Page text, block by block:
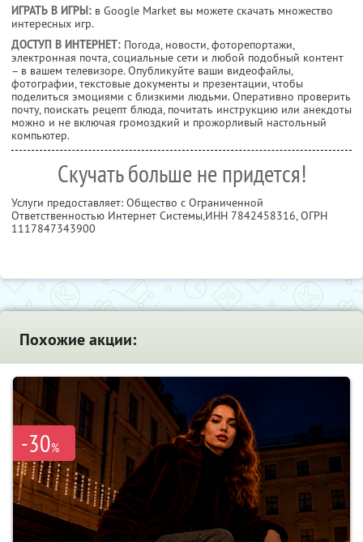
ИГРАТЬ В ИГРЫ: в Google Market вы можете скачать множество
интересных игр.
ДОСТУП В ИНТЕРНЕТ: Погода, новости, фоторепортажи,
электронная почта, социальные сети и любой подобный контент
– в вашем телевизоре. Опубликуйте ваши видеофайлы,
фотографии, текстовые документы и презентации, чтобы
поделиться эмоциями с близкими людьми. Оперативно проверить
почту, поискать рецепт блюда, почитать инструкцию или анекдоты
можно и не включая громоздкий и прожорливый настольный
компьютер.
Скучать больше не придется!
Услуги предоставляет: Общество с Ограниченной
Ответственностью Интернет Системы,ИНН 7842458316, ОГРН
1117847343900
Похожие акции:
-30%